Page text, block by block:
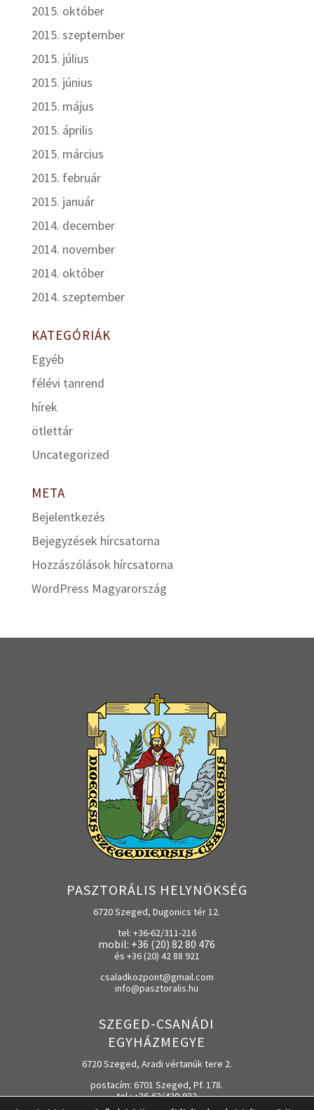
2015. október
2015. szeptember
2015. július
2015. június
2015. május
2015. április
2015. március
2015. február
2015. január
2014. december
2014. november
2014. október
2014. szeptember
KATEGÓRIÁK
Egyéb
félévi tanrend
hírek
ötlettár
Uncategorized
META
Bejelentkezés
Bejegyzések hírcsatorna
Hozzászólások hírcsatorna
WordPress Magyarország
PASZTORÁLIS HELYNÖKSÉG
6720 Szeged, Dugonics tér 12.
tel: +36-62/311-216
mobil: +36 (20) 82 80 476
és +36 (20) 42 88 921
csaladkozpont@gmail.com
info@pasztoralis.hu
SZEGED-CSANÁDI
EGYHÁZMEGYE
6720 Szeged, Aradi vértanúk tere 2.
postacím: 6701 Szeged, Pf. 178.
tel.: +36-62/420-932